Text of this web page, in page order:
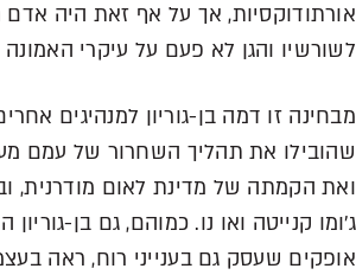
אורתודוקסיות, אך על אף זאת היה אדם
לשורשיו והגן לא פעם על עיקרי האמונה
מבחינה זו דמה בן-גוריון למנהיגים
שהובילו את תהליך השחרור של עמם
ואת הקמתה של מדינת לאום מודרנית,
ג'ומו קנייטה ואו נו. כמוהם, גם בן-
אופקים שעסק גם בענייני רוח, ראה